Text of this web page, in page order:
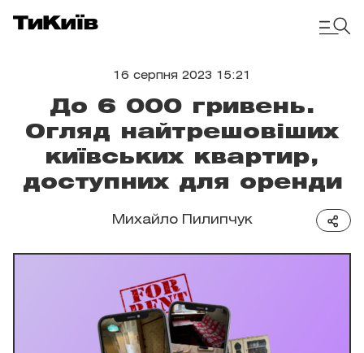
16 серпня 2023 15:21
До 6 000 гривень.
Огляд найтрешовіших
київських квартир,
доступних для оренди
Михайло Пилипчук